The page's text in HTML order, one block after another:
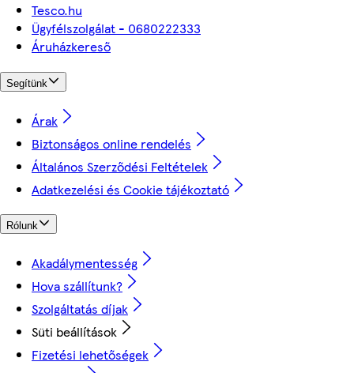
Tesco.hu
Ügyfélszolgálat - 0680222333
Áruházkereső
Segítünk
Árak
Biztonságos online rendelés
Általános Szerződési Feltételek
Adatkezelési és Cookie tájékoztató
Rólunk
Akadálymentesség
Hova szállítunk?
Szolgáltatás díjak
Süti beállítások
Fizetési lehetőségek